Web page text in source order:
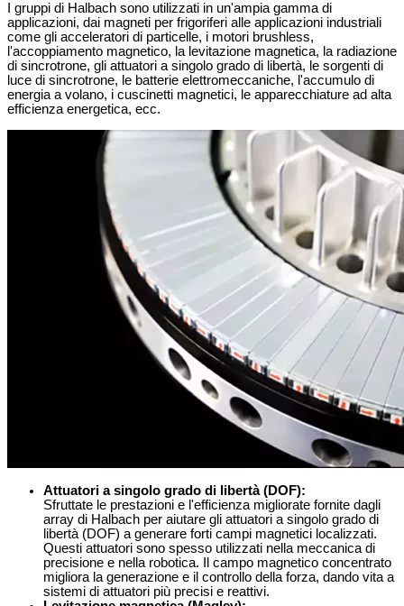
I gruppi di Halbach sono utilizzati in un'ampia gamma di
applicazioni, dai magneti per frigoriferi alle applicazioni industriali
come gli acceleratori di particelle, i motori brushless,
l'accoppiamento magnetico, la levitazione magnetica, la radiazione
di sincrotrone, gli attuatori a singolo grado di libertà, le sorgenti di
luce di sincrotrone, le batterie elettromeccaniche, l'accumulo di
energia a volano, i cuscinetti magnetici, le apparecchiature ad alta
efficienza energetica, ecc.
Attuatori a singolo grado di libertà (DOF):
Sfruttate le prestazioni e l'efficienza migliorate fornite dagli
array di Halbach per aiutare gli attuatori a singolo grado di
libertà (DOF) a generare forti campi magnetici localizzati.
Questi attuatori sono spesso utilizzati nella meccanica di
precisione e nella robotica. Il campo magnetico concentrato
migliora la generazione e il controllo della forza, dando vita a
sistemi di attuatori più precisi e reattivi.